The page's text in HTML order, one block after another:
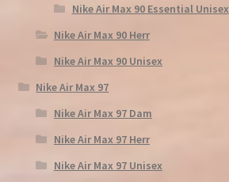
Nike Air Max 90 Essential Unisex
Nike Air Max 90 Herr
Nike Air Max 90 Unisex
Nike Air Max 97
Nike Air Max 97 Dam
Nike Air Max 97 Herr
Nike Air Max 97 Unisex